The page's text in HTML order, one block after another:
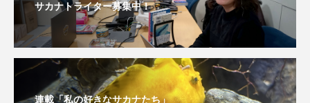
私の好きなサカナたち 稚魚
絶滅種 繁殖 繫殖 美ら海水族館
美容 群馬県 耳石 脊索動物
サカナトライター募集中！
連載「私の好きなサカナたち」